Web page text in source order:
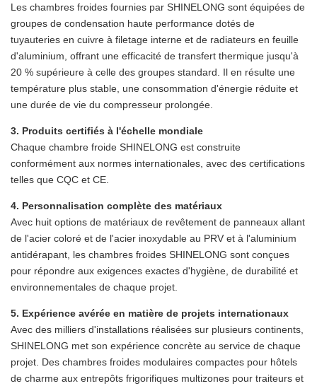
Les chambres froides fournies par SHINELONG sont équipées de
groupes de condensation haute performance dotés de
tuyauteries en cuivre à filetage interne et de radiateurs en feuille
d'aluminium, offrant une efficacité de transfert thermique jusqu'à
20 % supérieure à celle des groupes standard. Il en résulte une
température plus stable, une consommation d'énergie réduite et
une durée de vie du compresseur prolongée.
3. Produits certifiés à l'échelle mondiale
Chaque chambre froide SHINELONG est construite
conformément aux normes internationales, avec des certifications
telles que CQC et CE.
4. Personnalisation complète des matériaux
Avec huit options de matériaux de revêtement de panneaux allant
de l'acier coloré et de l'acier inoxydable au PRV et à l'aluminium
antidérapant, les chambres froides SHINELONG sont conçues
pour répondre aux exigences exactes d'hygiène, de durabilité et
environnementales de chaque projet.
5. Expérience avérée en matière de projets internationaux
Avec des milliers d'installations réalisées sur plusieurs continents,
SHINELONG met son expérience concrète au service de chaque
projet. Des chambres froides modulaires compactes pour hôtels
de charme aux entrepôts frigorifiques multizones pour traiteurs et